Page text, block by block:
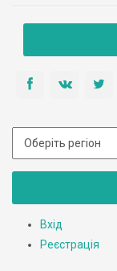
Вхід
Реєстрація